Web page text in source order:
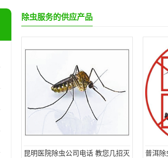
除虫服务的供应产品
昆明医院除虫公司电话 教您几招灭
普洱除